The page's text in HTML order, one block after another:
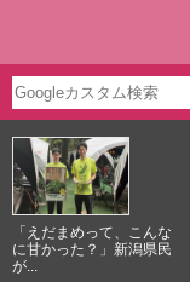
「えだまめって、こんな
に甘かった？」新潟県民
が...